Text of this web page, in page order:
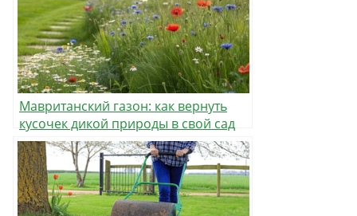
Мавританский газон: как вернуть
кусочек дикой природы в свой сад